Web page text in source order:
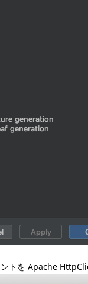
トを Apache